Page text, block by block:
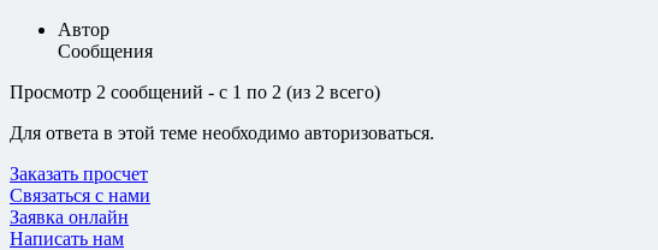
Автор
Сообщения
Просмотр 2 сообщений - с 1 по 2 (из 2 всего)
Для ответа в этой теме необходимо авторизоваться.
Заказать просчет
Связаться с нами
Заявка онлайн
Написать нам